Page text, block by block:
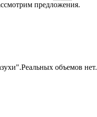
предложения.
объемов нет.